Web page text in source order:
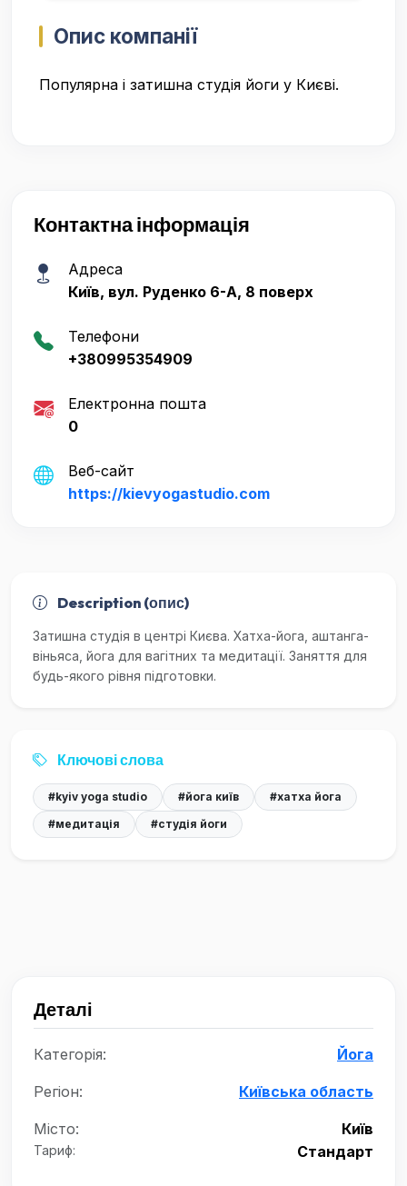
Опис компанії
Популярна і затишна студія йоги у Києві.
Контактна інформація
Адреса
Київ, вул. Руденко 6-А, 8 поверх
Телефони
+380995354909
Електронна пошта
0
Веб-сайт
https://kievyogastudio.com
Description (опис)
Затишна студія в центрі Києва. Хатха-йога, аштанга-
віньяса, йога для вагітних та медитації. Заняття для
будь-якого рівня підготовки.
Ключові слова
#kyiv yoga studio #йога київ
#хатха йога
#медитація
#студія йоги
Деталі
Категорія: Йога
Регіон: Київська область
Місто: Київ
Тариф: Стандарт